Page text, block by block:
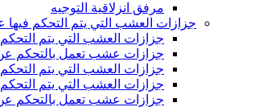
مرفق انزلاقية التوجيه
جزازات العشب التي يتم التحكم فيها
جزازات العشب التي يتم التحكم
جزازات عشب تعمل بالتحكم عن بعد
جزازات العشب التي يتم التحكم
جزازات العشب التي يتم التحكم
جزازات عشب تعمل بالتحكم عن بعد